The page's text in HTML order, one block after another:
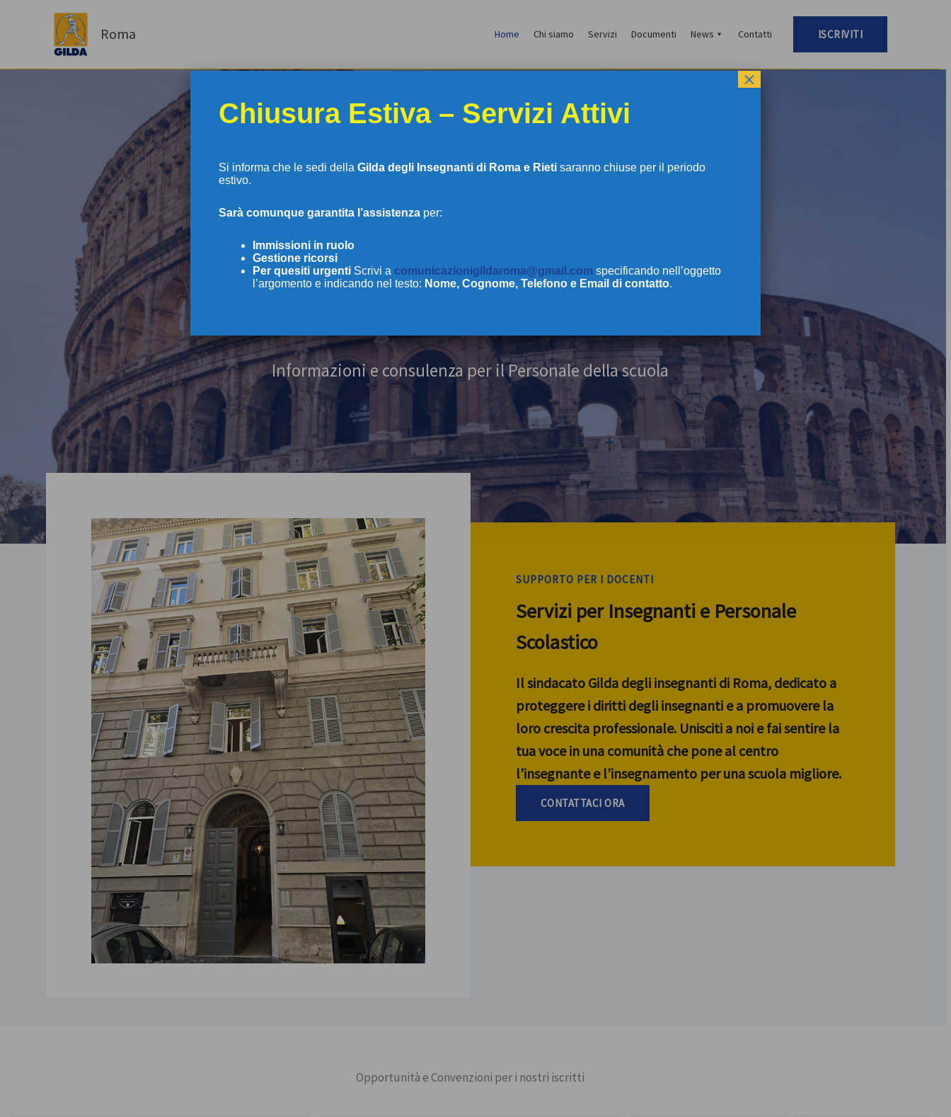
Roma Home Chi siamo Servizi Documenti News Contatti ISCRIVITI
GILDA DEGLI INSEGNANTI
Informazioni e consulenza per il Personale della scuola
SUPPORTO PER I DOCENTI
Servizi per Insegnanti e Personale
Scolastico
Il sindacato Gilda degli insegnanti di Roma, dedicato a
proteggere i diritti degli insegnanti e a promuovere la
loro crescita professionale. Unisciti a noi e fai sentire la
tua voce in una comunità che pone al centro
l’insegnante e l’insegnamento per una scuola migliore.
CONTATTACI ORA
Opportunità e Convenzioni per i nostri iscritti
Chiusura Estiva – Servizi Attivi
Si informa che le sedi della Gilda degli Insegnanti di Roma e Rietisaranno chiuse per il periodo
estivo.
Sarà comunque garantita l’assistenzaper:
Immissioni in ruolo
Gestione ricorsi
Perquesiti urgenti Scrivi a comunicazionigildaroma@gmail.com specificando nell’oggetto
l’argomento e indicando nel testo: Nome, Cognome, Telefono e Email di contatto.
×